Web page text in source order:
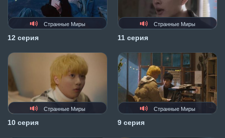
Странные Миры
12 серия
Странные Миры
11 серия
Странные Миры
10 серия
Странные Миры
9 серия